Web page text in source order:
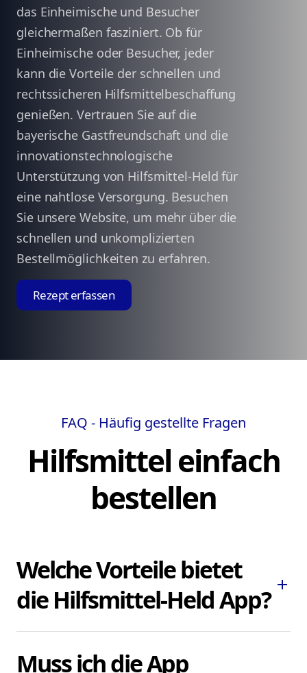
das Einheimische und Besucher
gleichermaßen fasziniert. Ob für
Einheimische oder Besucher, jeder
kann die Vorteile der schnellen und
rechtssicheren Hilfsmittelbeschaffung
genießen. Vertrauen Sie auf die
bayerische Gastfreundschaft und die
innovationstechnologische
Unterstützung von Hilfsmittel-Held für
eine nahtlose Versorgung. Besuchen
Sie unsere Website, um mehr über die
schnellen und unkomplizierten
Bestellmöglichkeiten zu erfahren.
Rezept erfassen
FAQ - Häufig gestellte Fragen
Hilfsmittel einfach
bestellen
Welche Vorteile bietet
die Hilfsmittel-Held App? add
Ihnen, dringend benötigte Pflegehilfsmittel
Muss ich die App